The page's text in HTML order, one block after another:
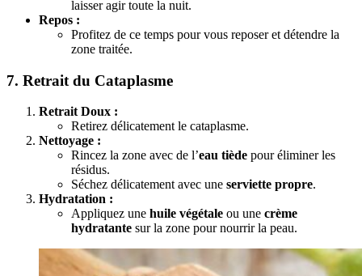
laisser agir toute la nuit.
Repos :
Profitez de ce temps pour vous reposer et détendre la
zone traitée.
7. Retrait du Cataplasme
Retrait Doux :
Retirez délicatement le cataplasme.
Nettoyage :
Rincez la zone avec de l’eau tiède pour éliminer les
résidus.
Séchez délicatement avec une serviette propre.
Hydratation :
Appliquez une huile végétale ou une crème
hydratante sur la zone pour nourrir la peau.